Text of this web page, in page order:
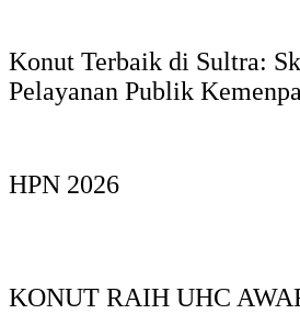
Konut Terbaik di Sultra:
Pelayanan Publik
HPN 2026
KONUT RAIH UHC